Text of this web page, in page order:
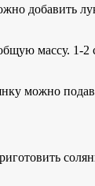
добавить
массу. 1-
можно